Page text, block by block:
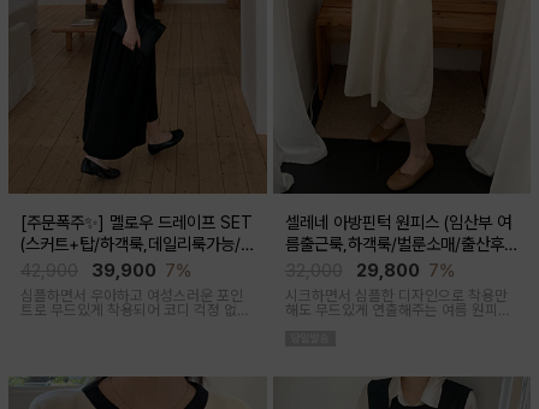
[주문폭주✨] 멜로우 드레이프 SET
(스커트+탑/하객룩,데일리룩가능/
임산부,출산후 착용가능)
39,900 7%
심플하면서 우아하고 여성스러운 포인
트로 무드있게 착용되어 코디 걱정 없는
셀레네 아방핀턱 원피스 (임산부 여
름출근룩,하객룩/벌룬소매/출산후
29,800 7%
시크하면서 심플한 디자인으로 착용만
해도 무드있게 연출해주는 여름 원피스